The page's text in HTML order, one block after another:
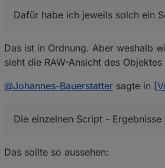
    ];
{
+
const EG =
    ];
{
einen Fehler
Dafür habe ich jeweils solch ein
Das ist in Ordnung. Aber weshalb
sieht die RAW-Ansicht des
@Johannes-Bauerstatter sagte in
Die einzelnen Script -
Das sollte so aussehen: